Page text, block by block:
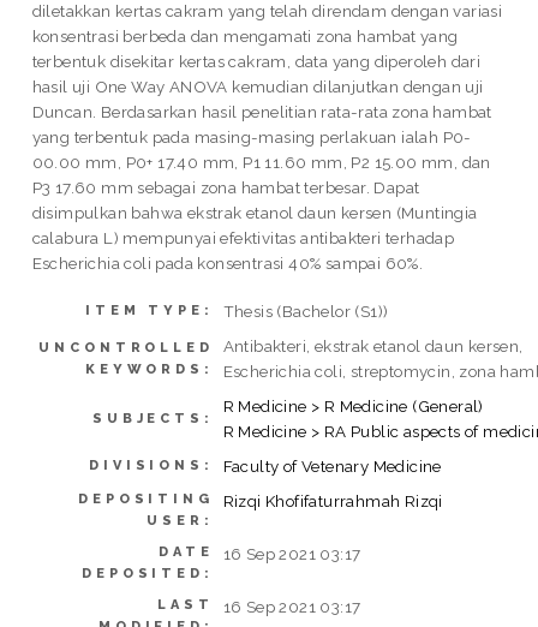
diletakkan kertas cakram yang telah direndam dengan variasi
konsentrasi berbeda dan mengamati zona hambat yang
terbentuk disekitar kertas cakram, data yang diperoleh dari
hasil uji One Way ANOVA kemudian dilanjutkan dengan uji
Duncan. Berdasarkan hasil penelitian rata-rata zona hambat
yang terbentuk pada masing-masing perlakuan ialah P0-
00.00 mm, P0+ 17.40 mm, P1 11.60 mm, P2 15.00 mm, dan
P3 17.60 mm sebagai zona hambat terbesar. Dapat
disimpulkan bahwa ekstrak etanol daun kersen (Muntingia
calabura L) mempunyai efektivitas antibakteri terhadap
Escherichia coli pada konsentrasi 40% sampai 60%.
ITEM TYPE: Thesis (Bachelor (S1))
UNCONTROLLED
KEYWORDS:
Antibakteri, ekstrak etanol daun kersen,
Escherichia coli, streptomycin, zona
SUBJECTS:
R Medicine > R Medicine (General)
R Medicine > RA Public aspects of
DIVISIONS: Faculty of Vetenary Medicine
DEPOSITING
USER:
Rizqi Khofifaturrahmah Rizqi
DATE
DEPOSITED:
16 Sep 2021 03:17
LAST
16 Sep 2021 03:17